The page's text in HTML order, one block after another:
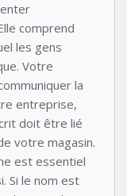
comprend
les gens
Votre
la
entreprise,
doit être lié
votre magasin.
est essentiel
Si le nom est